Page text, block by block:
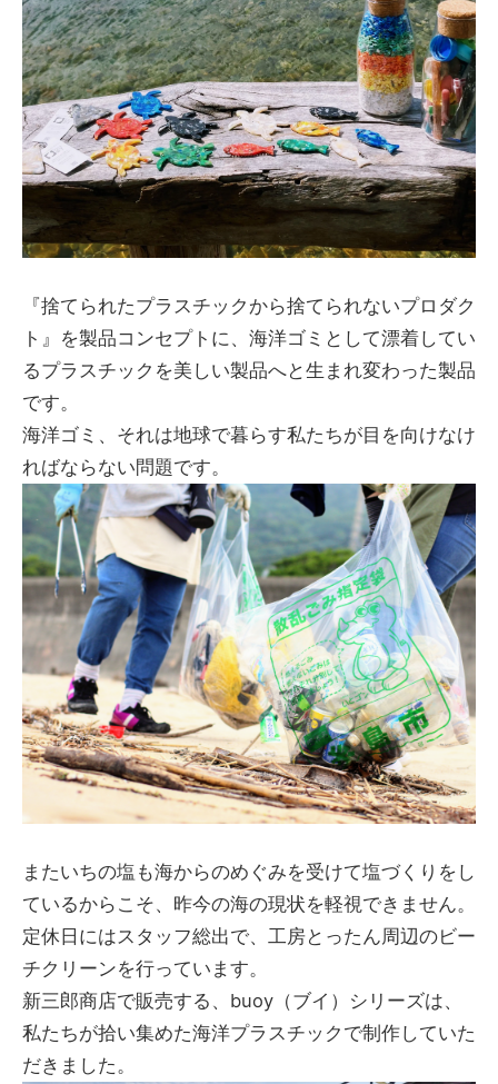
『捨てられたプラスチックから捨てられないプロダク
ト』を製品コンセプトに、海洋ゴミとして漂着してい
るプラスチックを美しい製品へと生まれ変わった製品
です。
海洋ゴミ、それは地球で暮らす私たちが目を向けなけ
ればならない問題です。
またいちの塩も海からのめぐみを受けて塩づくりをし
ているからこそ、昨今の海の現状を軽視できません。
定休日にはスタッフ総出で、工房とったん周辺のビー
チクリーンを行っています。
新三郎商店で販売する、buoy（ブイ）シリーズは、
私たちが拾い集めた海洋プラスチックで制作していた
だきました。